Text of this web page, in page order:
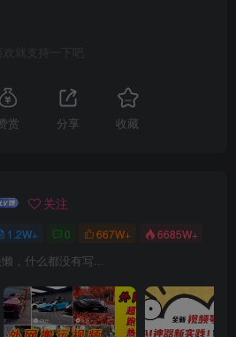
喜欢就支持一下吧
赏 分享 收藏
关注
1.2W+ 0 667W+ 6685W+
，什么都没有写...